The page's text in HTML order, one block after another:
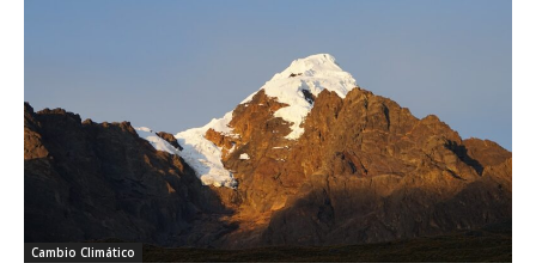
Cambio Climático